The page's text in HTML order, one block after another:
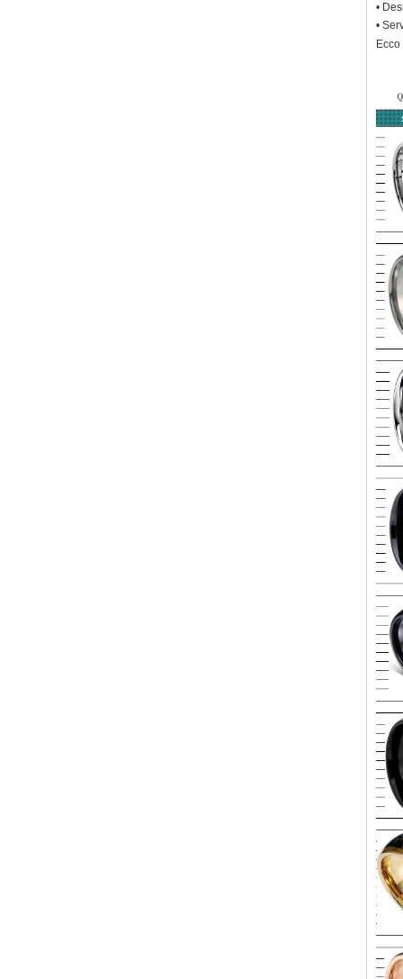
•
•